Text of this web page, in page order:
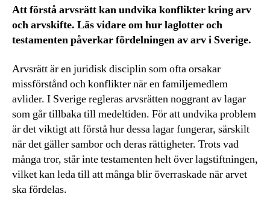
Att förstå arvsrätt kan undvika konflikter kring arv
och arvskifte. Läs vidare om hur laglotter och
testamenten påverkar fördelningen av arv i Sverige.
Arvsrätt är en juridisk disciplin som ofta orsakar
missförstånd och konflikter när en familjemedlem
avlider. I Sverige regleras arvsrätten noggrant av lagar
som går tillbaka till medeltiden. För att undvika problem
är det viktigt att förstå hur dessa lagar fungerar, särskilt
när det gäller sambor och deras rättigheter. Trots vad
många tror, står inte testamenten helt över lagstiftningen,
vilket kan leda till att många blir överraskade när arvet
ska fördelas.